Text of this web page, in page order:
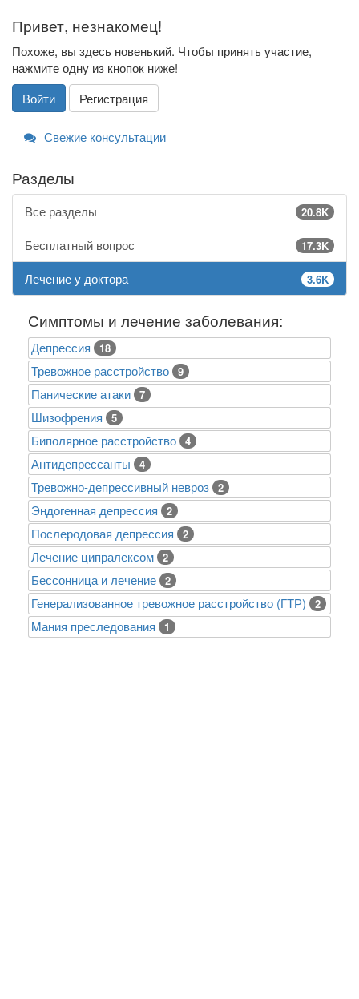
Привет, незнакомец!
Похоже, вы здесь новенький. Чтобы принять участие,
нажмите одну из кнопок ниже!
Войти
Регистрация
Свежие консультации
Разделы
Все разделы 20.8K
Бесплатный вопрос 17.3K
Лечение у доктора 3.6K
Симптомы и лечение заболевания:
Депрессия 18
Тревожное расстройство 9
Панические атаки 7
Шизофрения 5
Биполярное расстройство 4
Антидепрессанты 4
Тревожно-депрессивный невроз 2
Эндогенная депрессия 2
Послеродовая депрессия 2
Лечение ципралексом 2
Бессонница и лечение 2
Генерализованное тревожное расстройство (ГТР) 2
Mания преследования 1